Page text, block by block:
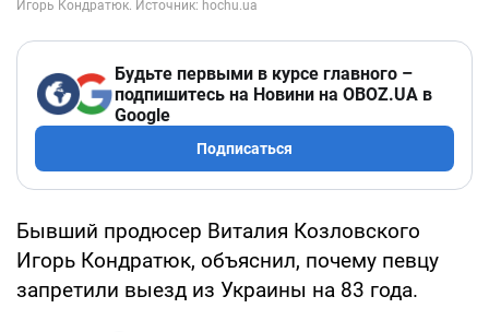
Будьте первыми в курсе главного –
подпишитесь на Новини на OBOZ.UA в
Google
Подписаться
Бывший продюсер Виталия Козловского
Игорь Кондратюк, объяснил, почему певцу
запретили выезд из Украины на 83 года.